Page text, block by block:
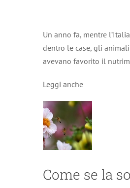
Un anno fa, mentre
dentro le case, gli
avevano favorito il
Leggi anche
Come se la